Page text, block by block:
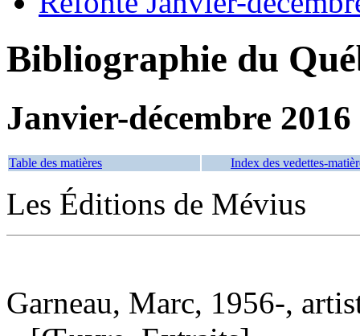
Bibliographie du
Janvier-décembre 2016
Table des matières Index des vedettes-
Les Éditions de Mévius
Garneau, Marc, 1956-,